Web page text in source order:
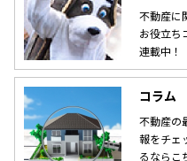
不動産に
お役立ち
連載中！
コラム
不動産の
報をチェ
るならこ